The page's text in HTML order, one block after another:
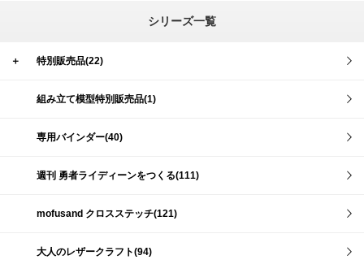
シリーズ一覧
＋ 特別販売品(22)
組み立て模型特別販売品(1)
専用バインダー(40)
週刊 勇者ライディーンをつくる(111)
mofusand クロスステッチ(121)
大人のレザークラフト(94)